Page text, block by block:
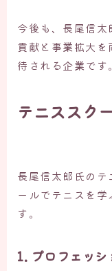
今後も、長尾信
貢献と事業拡大
待される企業です。
テニススク
長尾信太郎氏の
ールでテニスを
す。
1. プロフェッ